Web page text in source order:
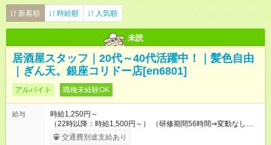
新着順 時給順 人気順
未読
居酒屋スタッフ｜20代～40代活躍中！｜髪色自由
｜ぎん天。銀座コリドー店[en6801]
アルバイト 職種未経験OK
給与
時給1,250円～
（22時以降：時給1,500円～） （研修期間56時間⇒変動なし） ■
食事補助あり⇒1食200円 ■友人紹介制度あり⇒1人紹介につき最
大3万円支給！ 【試用期間】試用期間なし
交通費別途支給あり